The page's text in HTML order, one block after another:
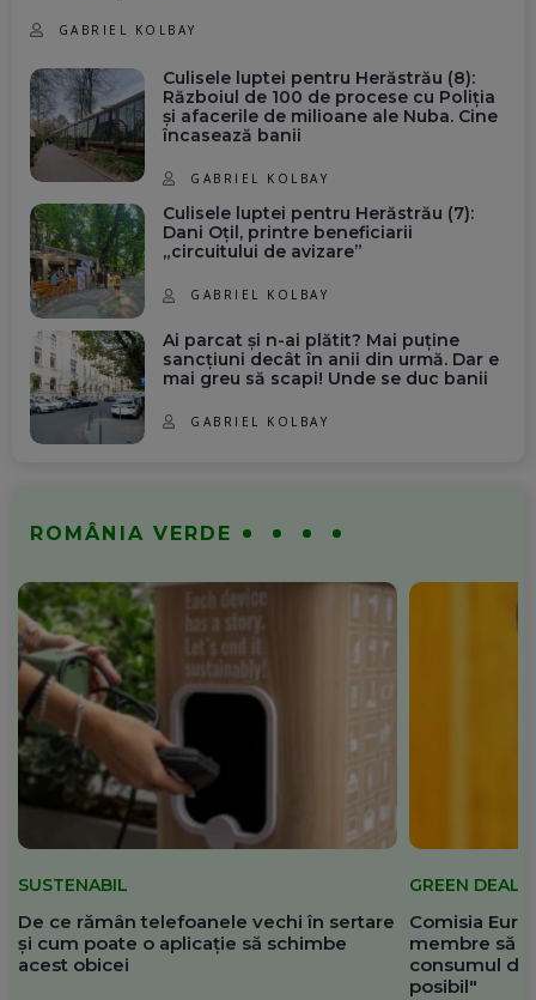
GABRIEL KOLBAY
Culisele luptei pentru Herăstrău (8):
Războiul de 100 de procese cu Poliția
și afacerile de milioane ale Nuba. Cine
încasează banii
GABRIEL KOLBAY
Culisele luptei pentru Herăstrău (7):
Dani Oțil, printre beneficiarii
„circuitului de avizare”
GABRIEL KOLBAY
Ai parcat și n-ai plătit? Mai puține
sancțiuni decât în anii din urmă. Dar e
mai greu să scapi! Unde se duc banii
GABRIEL KOLBAY
ROMÂNIA VERDE
SUSTENABIL
De ce rămân telefoanele vechi în sertare
și cum poate o aplicație să schimbe
acest obicei
GREEN DEAL
Comisia
membre să
consumul de
posibil"